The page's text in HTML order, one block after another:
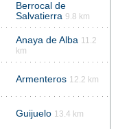
Berrocal de
Salvatierra 9.8 km
Anaya de Alba 11.2
km
Armenteros 12.2 km
Guijuelo 13.4 km